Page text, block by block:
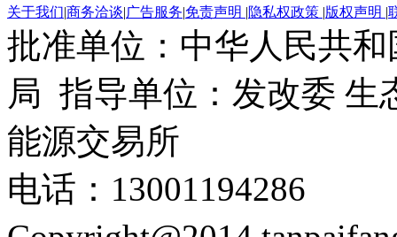
关于我们|商务洽谈|广告服务|免责声明 |隐私权政策 |版权声明 |
批准单位：中华人民共
局 指导单位：发改委 生
能源交易所
电话：13001194286